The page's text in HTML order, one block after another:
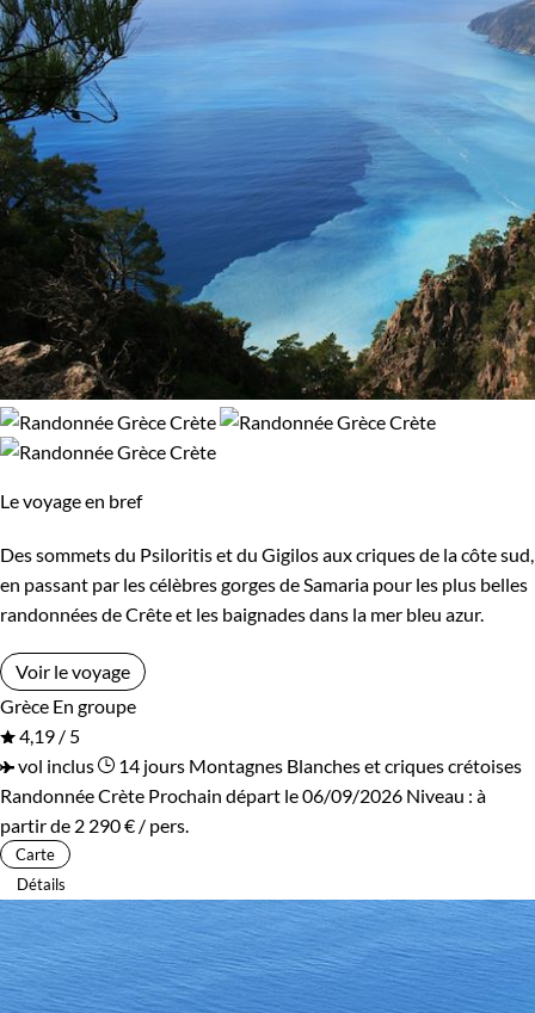
97% de satisfaction 164 avis
Budget
De 1 250 à 2 000 €
Itinérance
Itinérant Semi-itinérant
Environnement
Bord de mer et îles Forêts, collines, rivières et lacs
Montagne
Le voyage en bref
Des sommets du Psiloritis et du Gigilos aux criques de la côte sud,
en passant par les célèbres gorges de Samaria pour les plus belles
randonnées de Crête et les baignades dans la mer bleu azur.
Voir le voyage
Grèce En groupe
4,19 / 5
vol inclus
14 jours Montagnes Blanches et criques crétoises
Randonnée Crète Prochain départ le 06/09/2026 Niveau : à
partir de 2 290 € / pers.
Carte
Détails